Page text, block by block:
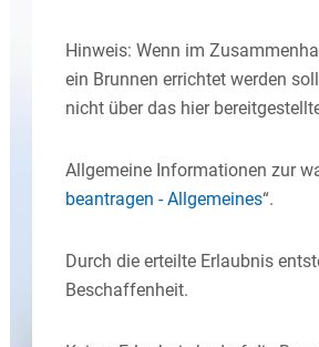
Hinweis: Wenn im
ein Brunnen errichtet werden
nicht über das hier
Allgemeine Informationen zur
beantragen - Allgemeines“.
Durch die erteilte Erlaubnis
Beschaffenheit.